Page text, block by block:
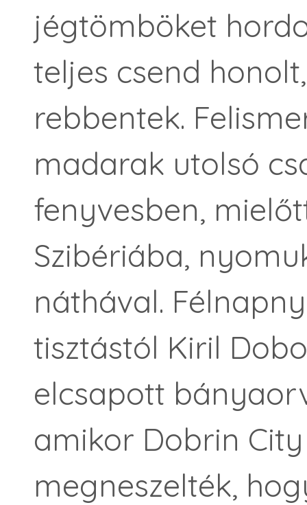
jégtömböket
teljes csend
rebbentek.
madarak utolsó
fenyvesben,
Szibériába,
náthával.
tisztástól Kiril
elcsapott
amikor Dobrin
megneszelték,